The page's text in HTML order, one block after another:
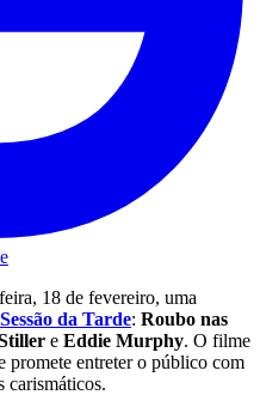
18 de fevereiro, uma
Sessão da Tarde: Roubo nas
e Eddie Murphy. O filme
promete entreter o público com
carismáticos.